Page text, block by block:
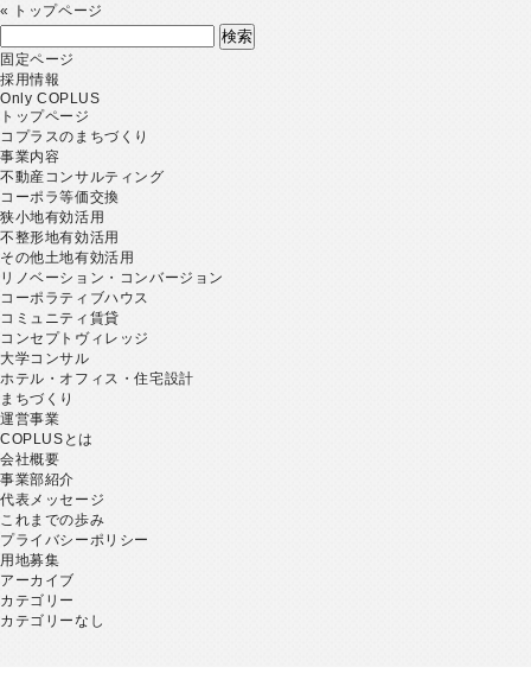
«
トップページ
索:
固定ページ
採用情報
Only COPLUS
トップページ
コプラスのまちづくり
事業内容
不動産コンサルティング
コーポラ等価交換
狭小地有効活用
不整形地有効活用
その他土地有効活用
リノベーション・コンバージョン
コーポラティブハウス
コミュニティ賃貸
コンセプトヴィレッジ
大学コンサル
ホテル・オフィス・住宅設計
まちづくり
運営事業
COPLUSとは
会社概要
事業部紹介
代表メッセージ
これまでの歩み
プライバシーポリシー
用地募集
アーカイブ
カテゴリー
カテゴリーなし